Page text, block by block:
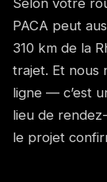
PACA peut
310 km de la
trajet. Et nous
ligne — c’est
lieu de
le projet